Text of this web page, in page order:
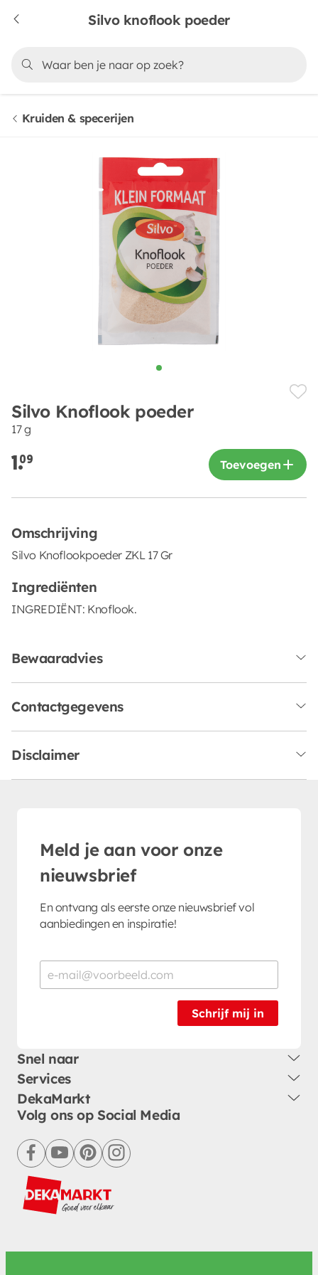
Silvo knoflook poeder
Kruiden & specerijen
Silvo Knoflook poeder
17 g
1.09 Toevoegen
Omschrijving
Silvo Knoflookpoeder ZKL 17 Gr
Ingrediënten
INGREDIËNT: Knoflook.
Bewaaradvies
Contactgegevens
Disclaimer
Meld je aan voor onze
nieuwsbrief
En ontvang als eerste onze nieuwsbrief vol
aanbiedingen en inspiratie!
Schrijf mij in
Snel naar
Services
DekaMarkt
Volg ons op Social Media
facebookyoutubepinterestinstagram